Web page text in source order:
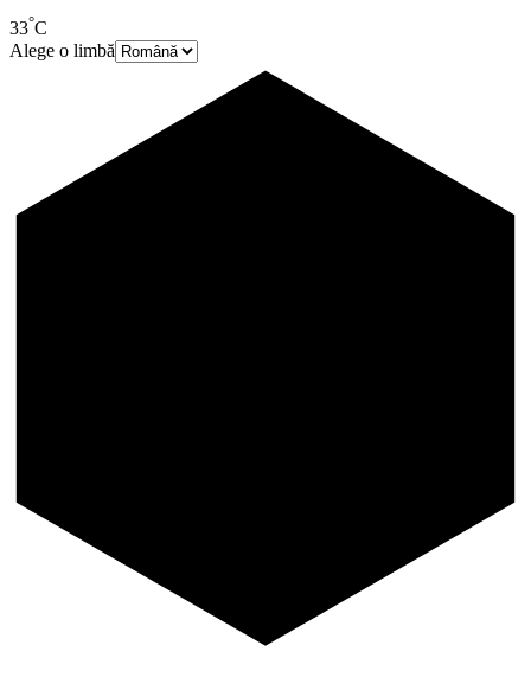
33°C
Alege o limbă